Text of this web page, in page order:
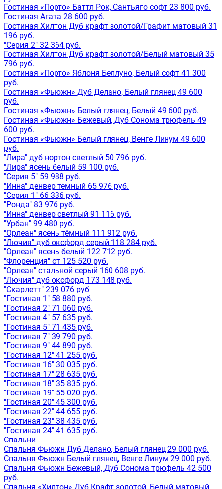
Гостиная «Порто» Баттл Рок, Сантьяго софт 23 800 руб.
Гостиная Агата 28 600 руб.
Гостиная Хилтон Дуб крафт золотой/Графит матовый 31
196 руб.
"Серия 2" 32 364 руб.
Гостиная Хилтон Дуб крафт золотой/Белый матовый 35
796 руб.
Гостиная «Порто» Яблоня Беллуно, Белый софт 41 300
руб.
Гостиная «Фьюжн» Дуб Делано, Белый глянец 49 600
руб.
Гостиная «Фьюжн» Белый глянец, Белый 49 600 руб.
Гостиная «Фьюжн» Бежевый, Дуб Сонома трюфель 49
600 руб.
Гостиная «Фьюжн» Белый глянец, Венге Линум 49 600
руб.
"Лира" дуб нортон светлый 50 796 руб.
"Лира" ясень белый 59 100 руб.
"Серия 5" 59 988 руб.
"Инна" денвер темный 65 976 руб.
"Серия 1" 66 336 руб.
"Ронда" 83 976 руб.
"Инна" денвер светлый 91 116 руб.
"Урбан" 99 480 руб.
"Орлеан" ясень тёмный 111 912 руб.
"Лючия" дуб оксфорд серый 118 284 руб.
"Орлеан" ясень белый 122 712 руб.
"Флоренция" от 125 520 руб.
"Орлеан" стальной серый 160 608 руб.
"Лючия" дуб оксфорд 173 148 руб.
"Скарлетт" 239 076 руб
"Гостиная 1" 58 880 руб.
"Гостиная 2" 71 060 руб.
"Гостиная 4" 57 635 руб.
"Гостиная 5" 71 435 руб.
"Гостиная 7" 39 790 руб.
"Гостиная 9" 44 890 руб.
"Гостиная 12" 41 255 руб.
"Гостиная 16" 30 035 руб.
"Гостиная 17" 28 635 руб.
"Гостиная 18" 35 835 руб.
"Гостиная 19" 55 020 руб.
"Гостиная 20" 45 300 руб.
"Гостиная 22" 44 655 руб.
"Гостиная 23" 38 435 руб.
"Гостиная 24" 41 635 руб.
Спальни
Спальня Фьюжн Дуб Делано, Белый глянец 29 000 руб.
Спальня Фьюжн Белый глянец, Венге Линум 29 000 руб.
Спальня Фьюжн Бежевый, Дуб Сонома трюфель 42 500
руб.
Спальня «Хилтон» Дуб Крафт золотой, Белый матовый